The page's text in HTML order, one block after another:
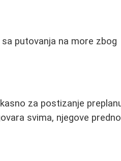
putovanja na more zbog
za postizanje
svima, njegove